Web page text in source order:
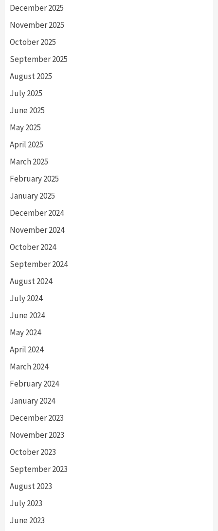
December 2025
November 2025
October 2025
September 2025
August 2025
July 2025
June 2025
May 2025
April 2025
March 2025
February 2025
January 2025
December 2024
November 2024
October 2024
September 2024
August 2024
July 2024
June 2024
May 2024
April 2024
March 2024
February 2024
January 2024
December 2023
November 2023
October 2023
September 2023
August 2023
July 2023
June 2023